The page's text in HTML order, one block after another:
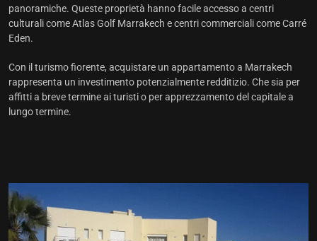
panoramiche. Queste proprietà hanno facile accesso a centri
culturali come Atlas Golf Marrakech e centri commerciali come Carré
Eden.
Con il turismo fiorente, acquistare un appartamento a Marrakech
rappresenta un investimento potenzialmente redditizio. Che sia per
affitti a breve termine ai turisti o per apprezzamento del capitale a
lungo termine.